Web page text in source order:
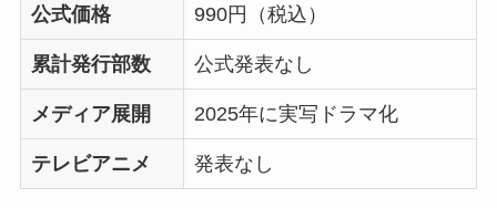
公式価格 990円（税込）
累計発行部数 公式発表なし
メディア展開 2025年に実写ドラマ化
テレビアニメ 発表なし